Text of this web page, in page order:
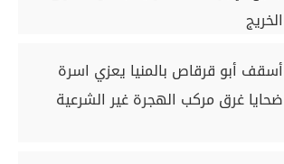
الخريج
أسقف أبو قرقاص بالمنيا يعزي اسرة
ضحايا غرق مركب الهجرة غير الشرعية